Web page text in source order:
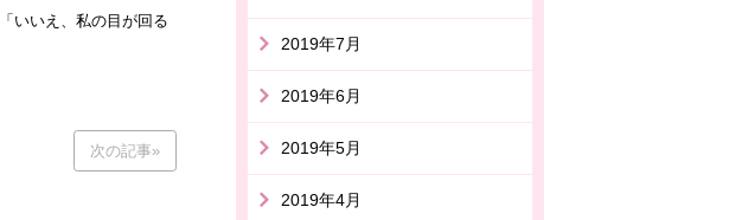
いいえ、私の目が回る
次の記事»
2019年7月
2019年6月
2019年5月
2019年4月